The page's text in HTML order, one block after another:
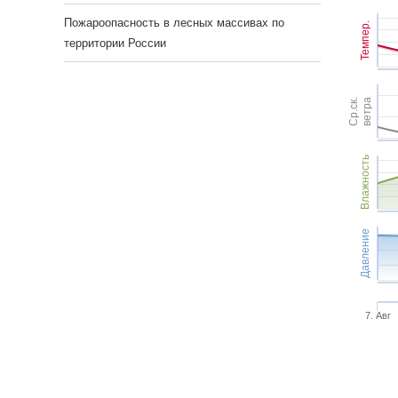
Темпер.
Ср.ск.ветра
Влажность
Давление
7. Авг
Пожароопасность в лесных массивах по
территории России